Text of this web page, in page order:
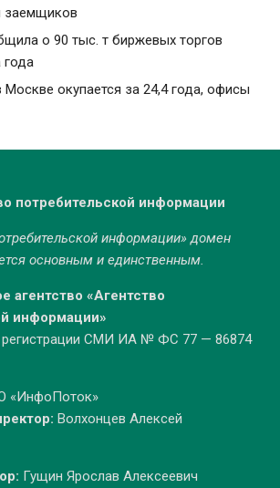
заемщиков
о 90 тыс. т биржевых торгов
года
Москве окупается за 24,4 года, офисы
потребительской информации
информации» домен
основным и единственным.
агентство «Агентство
информации»
регистрации СМИ ИА № ФС 77 — 86874
«ИнфоПоток»
Волхонцев Алексей
Гущин Ярослав Алексеевич